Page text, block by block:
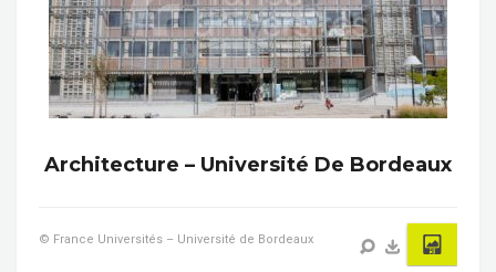
Architecture – Université De Bordeaux
© France Universités – Université de Bordeaux